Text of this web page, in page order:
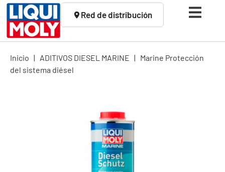
Red de distribución
Inicio | ADITIVOS DIESEL MARINE | Marine Protec­ción
del sistema diésel